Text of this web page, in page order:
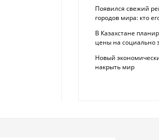
Появился свежий
городов мира: кто
В Казахстане
цены на социально
Новый
накрыть мир